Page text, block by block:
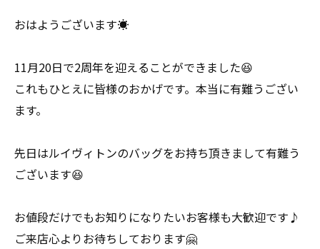
おはようございます☀
11月20日で2周年を迎えることができました😆
これもひとえに皆様のおかげです。本当に有難うござい
ます。
先日はルイヴィトンのバッグをお持ち頂きまして有難う
ございます😆
お値段だけでもお知りになりたいお客様も大歓迎です♪
ご来店心よりお待ちしております🤗